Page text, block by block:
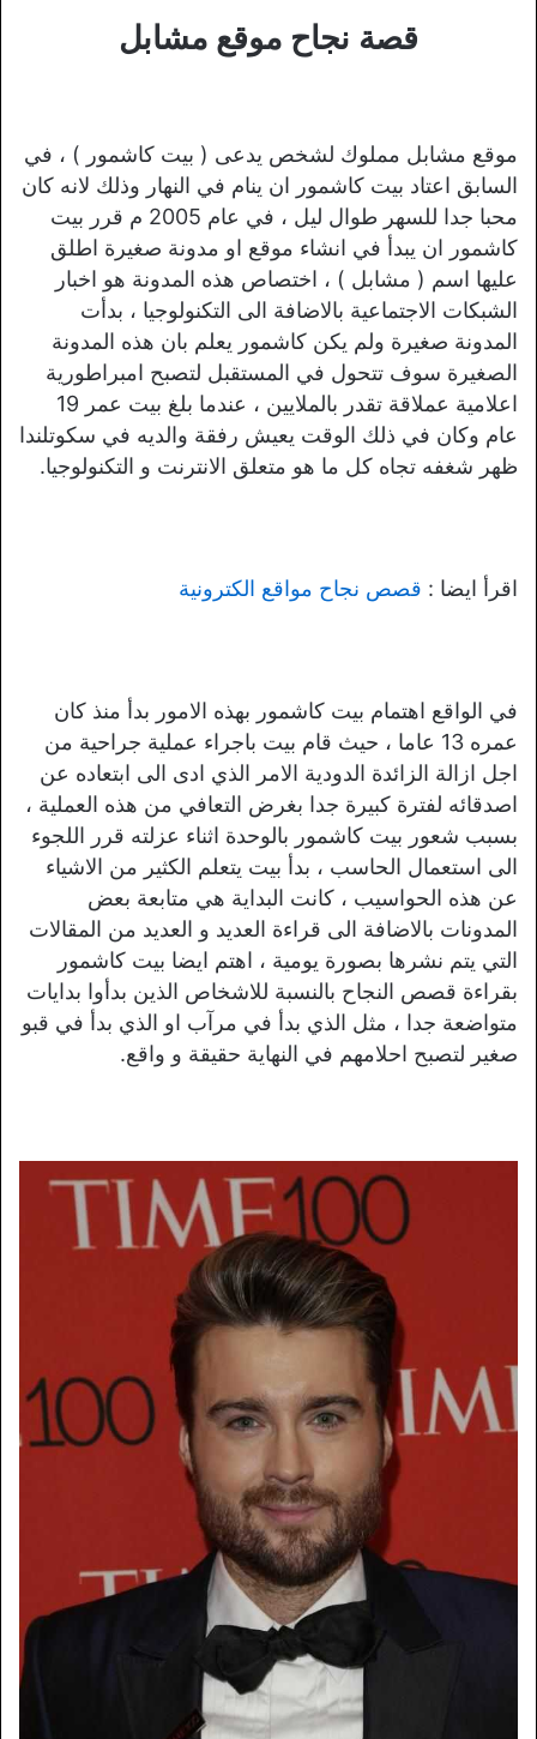
قصة نجاح موقع مشابل
موقع مشابل مملوك لشخص يدعى ( بيت كاشمور ) ، في
السابق اعتاد بيت كاشمور ان ينام في النهار وذلك لانه كان
محبا جدا للسهر طوال ليل ، في عام 2005 م قرر بيت
كاشمور ان يبدأ في انشاء موقع او مدونة صغيرة اطلق
عليها اسم ( مشابل ) ، اختصاص هذه المدونة هو اخبار
الشبكات الاجتماعية بالاضافة الى التكنولوجيا ، بدأت
المدونة صغيرة ولم يكن كاشمور يعلم بان هذه المدونة
الصغيرة سوف تتحول في المستقبل لتصبح امبراطورية
اعلامية عملاقة تقدر بالملايين ، عندما بلغ بيت عمر 19
عام وكان في ذلك الوقت يعيش رفقة والديه في سكوتلندا
ظهر شغفه تجاه كل ما هو متعلق الانترنت و التكنولوجيا.
اقرأ ايضا : قصص نجاح مواقع الكترونية
في الواقع اهتمام بيت كاشمور بهذه الامور بدأ منذ كان
عمره 13 عاما ، حيث قام بيت باجراء عملية جراحية من
اجل ازالة الزائدة الدودية الامر الذي ادى الى ابتعاده عن
اصدقائه لفترة كبيرة جدا بغرض التعافي من هذه العملية ،
بسبب شعور بيت كاشمور بالوحدة اثناء عزلته قرر اللجوء
الى استعمال الحاسب ، بدأ بيت يتعلم الكثير من الاشياء
عن هذه الحواسيب ، كانت البداية هي متابعة بعض
المدونات بالاضافة الى قراءة العديد و العديد من المقالات
التي يتم نشرها بصورة يومية ، اهتم ايضا بيت كاشمور
بقراءة قصص النجاح بالنسبة للاشخاص الذين بدأوا بدايات
متواضعة جدا ، مثل الذي بدأ في مرآب او الذي بدأ في قبو
صغير لتصبح احلامهم في النهاية حقيقة و واقع.